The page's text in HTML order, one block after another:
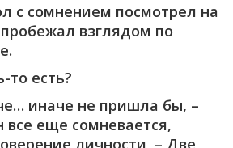
с сомнением посмотрел на
взглядом по
то есть?
иначе не пришла бы, –
все еще сомневается,
личности, – Две